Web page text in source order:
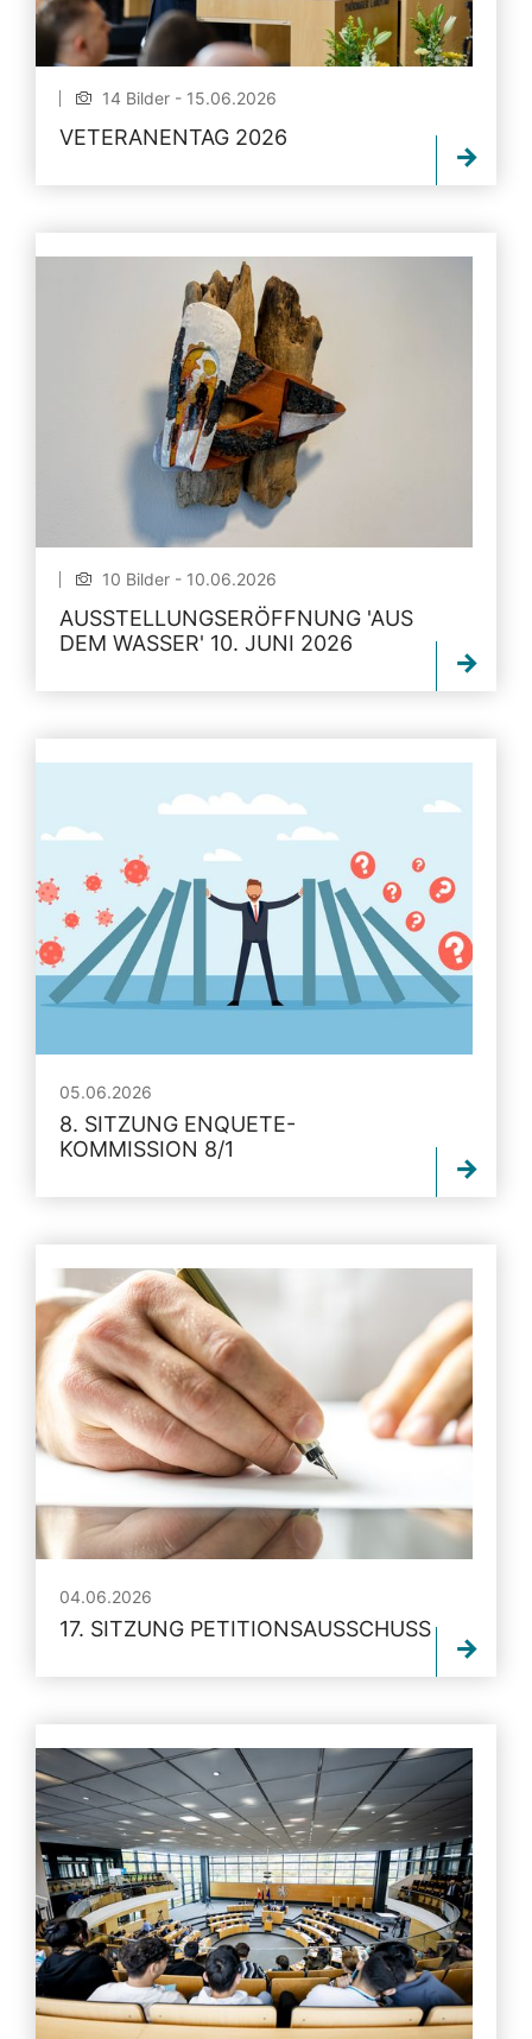
14 Bilder - 15.06.2026
VETERANENTAG 2026
10 Bilder - 10.06.2026
AUSSTELLUNGSERÖFFNUNG 'AUS
DEM WASSER' 10. JUNI 2026
05.06.2026
8. SITZUNG ENQUETE-
KOMMISSION 8/1
04.06.2026
17. SITZUNG PETITIONSAUSSCHUSS